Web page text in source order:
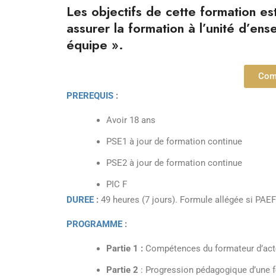
Les objectifs de cette formation
assurer la formation à l’unité
équipe ».
PREREQUIS :
Avoir 18 ans
PSE1 à jour de formation continue
PSE2 à jour de formation continue
PIC F
DUREE : 49 heures (7 jours). Formule allégée si
PROGRAMME :
Partie 1 : Compétences du formateur
Partie 2 : Progression pédagogique